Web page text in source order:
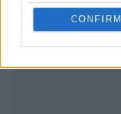
CONFIRM